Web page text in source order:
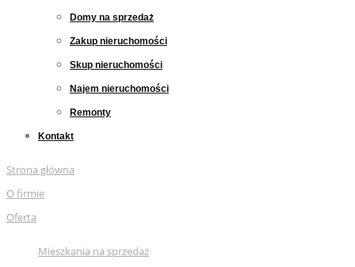
Domy na sprzedaż
Zakup nieruchomości
Skup nieruchomości
Najem nieruchomości
Remonty
Kontakt
Strona główna
O firmie
Oferta
Mieszkania na sprzedaż